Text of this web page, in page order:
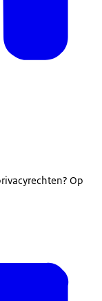
Op